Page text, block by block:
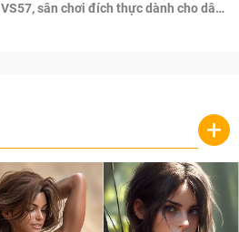
VS57, sân chơi đích thực dành cho dân
+